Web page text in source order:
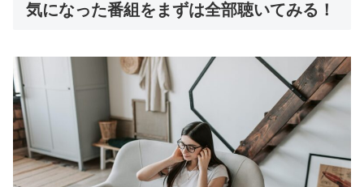
気になった番組をまずは全部聴いてみる！